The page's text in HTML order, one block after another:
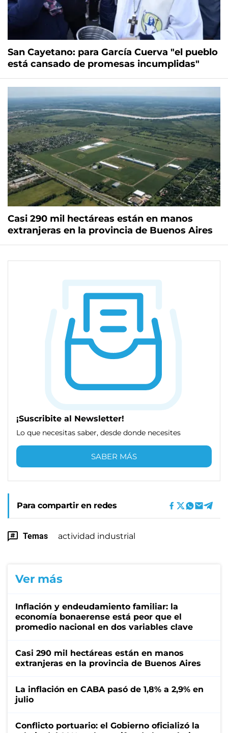
San Cayetano: para García Cuerva "el pueblo
está cansado de promesas incumplidas"
Casi 290 mil hectáreas están en manos
extranjeras en la provincia de Buenos Aires
¡Suscribite al Newsletter!
Lo que necesitas saber, desde donde necesites
SABER MÁS
Para compartir en redes
Temas actividad industrial
Ver más
Inflación y endeudamiento familiar: la
economía bonaerense está peor que el
promedio nacional en dos variables clave
Casi 290 mil hectáreas están en manos
extranjeras en la provincia de Buenos Aires
La inflación en CABA pasó de 1,8% a 2,9% en
julio
Conflicto portuario: el Gobierno oficializó la